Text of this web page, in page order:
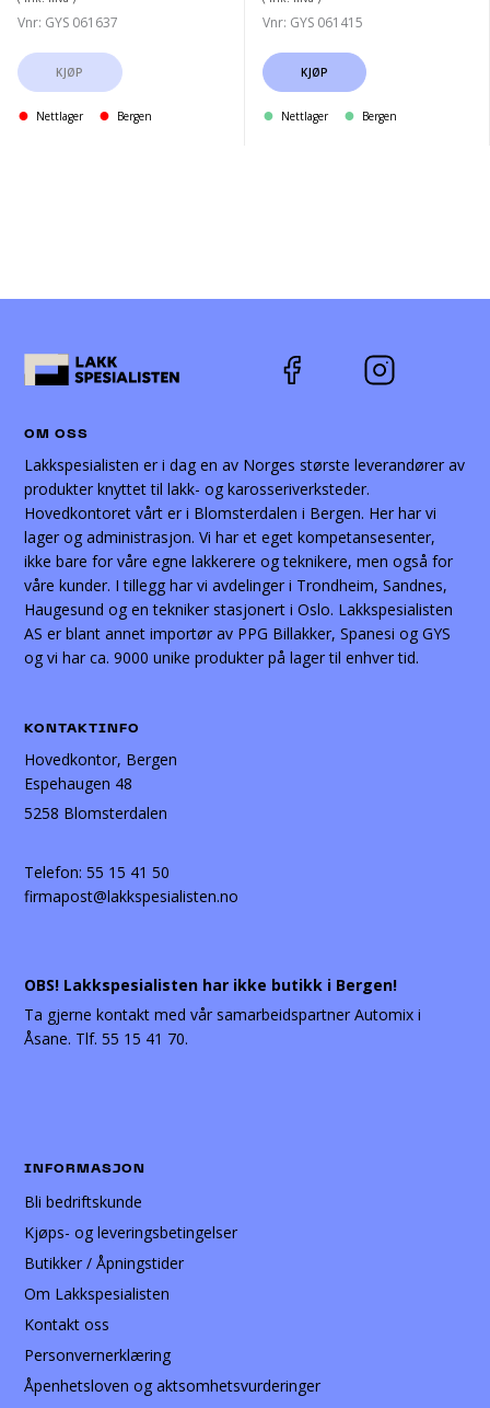
Vnr: GYS 061637
KJØP
Nettlager Bergen
Vnr: GYS 061415
KJØP
Nettlager Bergen
OM OSS
Lakkspesialisten er i dag en av Norges største leverandører av
produkter knyttet til lakk- og karosseriverksteder.
Hovedkontoret vårt er i Blomsterdalen i Bergen. Her har vi
lager og administrasjon. Vi har et eget kompetansesenter,
ikke bare for våre egne lakkerere og teknikere, men også for
våre kunder. I tillegg har vi avdelinger i Trondheim, Sandnes,
Haugesund og en tekniker stasjonert i Oslo. Lakkspesialisten
AS er blant annet importør av PPG Billakker, Spanesi og GYS
og vi har ca. 9000 unike produkter på lager til enhver tid.
KONTAKTINFO
Hovedkontor, Bergen
Espehaugen 48
5258 Blomsterdalen
Telefon:55 15 41 50
firmapost@lakkspesialisten.no
OBS! Lakkspesialisten har ikke butikk i Bergen!
Ta gjerne kontakt med vår samarbeidspartner Automix i
Åsane. Tlf. 55 15 41 70.
INFORMASJON
Bli bedriftskunde
Kjøps- og leveringsbetingelser
Butikker / Åpningstider
Om Lakkspesialisten
Kontakt oss
Personvernerklæring
Åpenhetsloven og aktsomhetsvurderinger